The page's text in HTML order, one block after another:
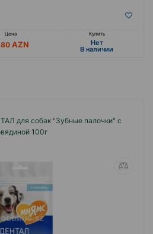
Цена
Купить
Hет
B наличии
для собак "Зубные палочки" с
100г